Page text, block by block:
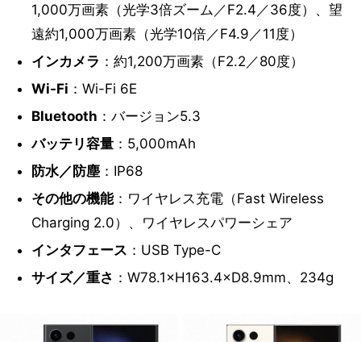
1,000万画素（光学3倍ズーム／F2.4／36度）、望
遠約1,000万画素（光学10倍／F4.9／11度）
インカメラ ：約1,200万画素（F2.2／80度）
Wi-Fi ：Wi-Fi 6E
Bluetooth ：バージョン5.3
バッテリ容量：5,000mAh
防水／防塵：IP68
その他の機能：ワイヤレス充電（Fast Wireless
Charging 2.0）、ワイヤレスパワーシェア
インタフェース ：USB Type-C
サイズ／重さ ：W78.1×H163.4×D8.9mm、234g